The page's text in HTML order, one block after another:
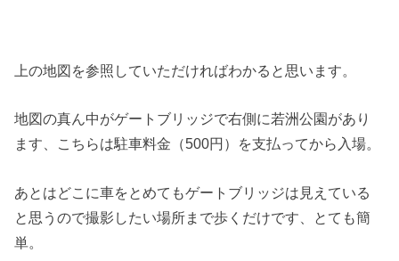
上の地図を参照していただければわかると思います。
地図の真ん中がゲートブリッジで右側に若洲公園があり
ます、こちらは駐車料金（500円）を支払ってから入場。
あとはどこに車をとめてもゲートブリッジは見えている
と思うので撮影したい場所まで歩くだけです、とても簡
単。